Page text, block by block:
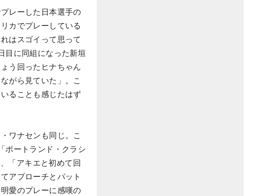
レーした日本選手の
カでプレーしている
はスゴイって思って
目に同組になった新垣
う回ったヒナちゃん
がら見ていた」。こ
ることも感じたはず
ワナセンも同じ。こ
ポートランド・クラシ
「アキエと初めて回
アプローチとパット
愛のプレーに感嘆の